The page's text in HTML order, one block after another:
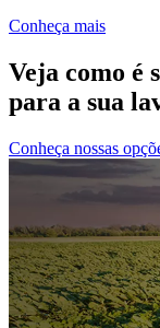
Conheça mais
Veja como é
para a sua
Conheça nossas